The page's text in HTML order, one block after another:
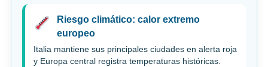
Riesgo climático: calor extremo
europeo
Italia mantiene sus principales ciudades en alerta roja
y Europa central registra temperaturas históricas.